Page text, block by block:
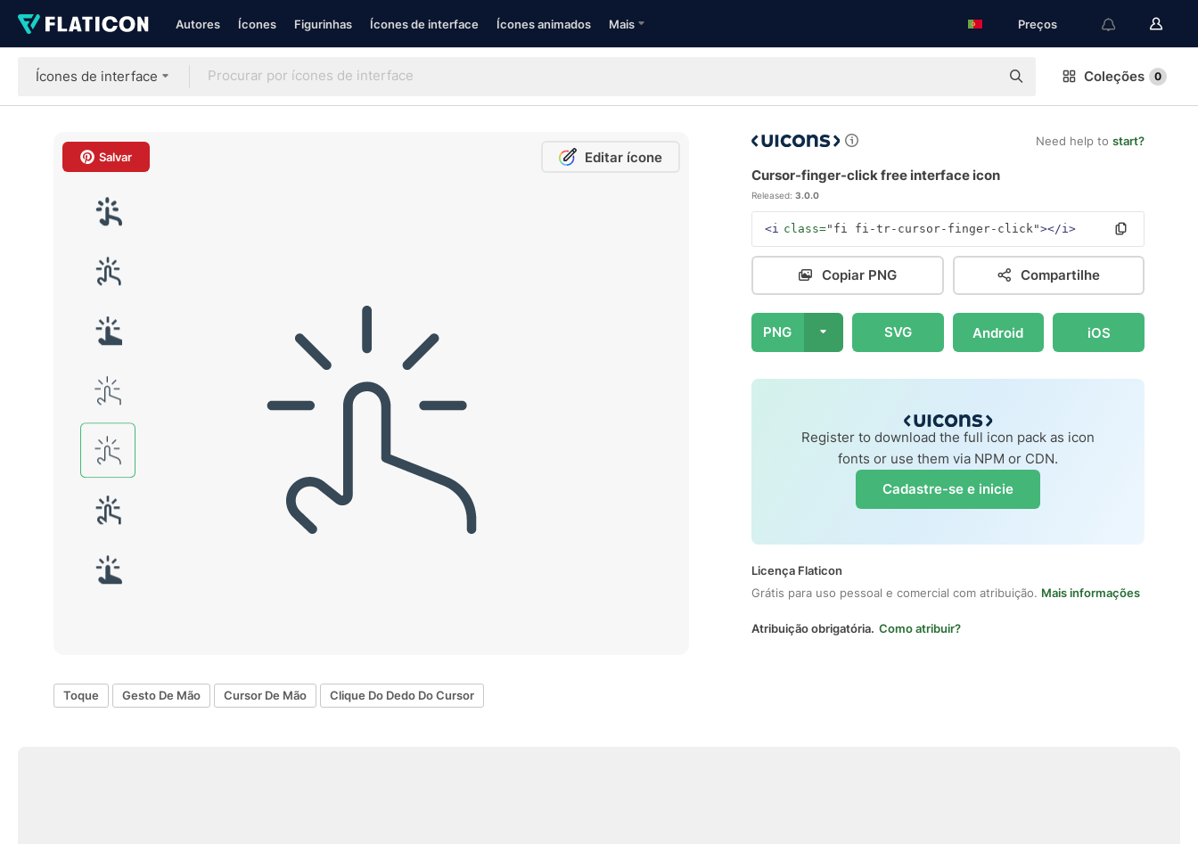
Autores Ícones Figurinhas Ícones de interface Ícones animados Mais Preços
Ícones de interface Coleções 0
Salvar Editar ícone
Need help to start?
Cursor-finger-click free interface icon
Released: 3.0.0
<i class="fi fi-tr-cursor-finger-click"></i>
Copiar PNG Compartilhe
PNG SVG Android iOS
Register to download the full icon pack as icon
fonts or use them via NPM or CDN.
Cadastre-se e inicie
Licença Flaticon
Grátis para uso pessoal e comercial com atribuição. Mais informações
Atribuição obrigatória. Como atribuir?
Toque Gesto De Mão Cursor De Mão Clique Do Dedo Do Cursor